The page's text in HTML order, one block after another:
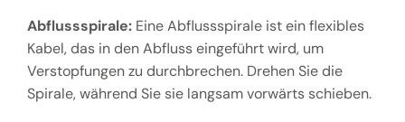
Abflussspirale:Eine Abflussspirale ist ein flexibles
Kabel, das in den Abfluss eingeführt wird, um
Verstopfungen zu durchbrechen. Drehen Sie die
Spirale, während Sie sie langsam vorwärts schieben.